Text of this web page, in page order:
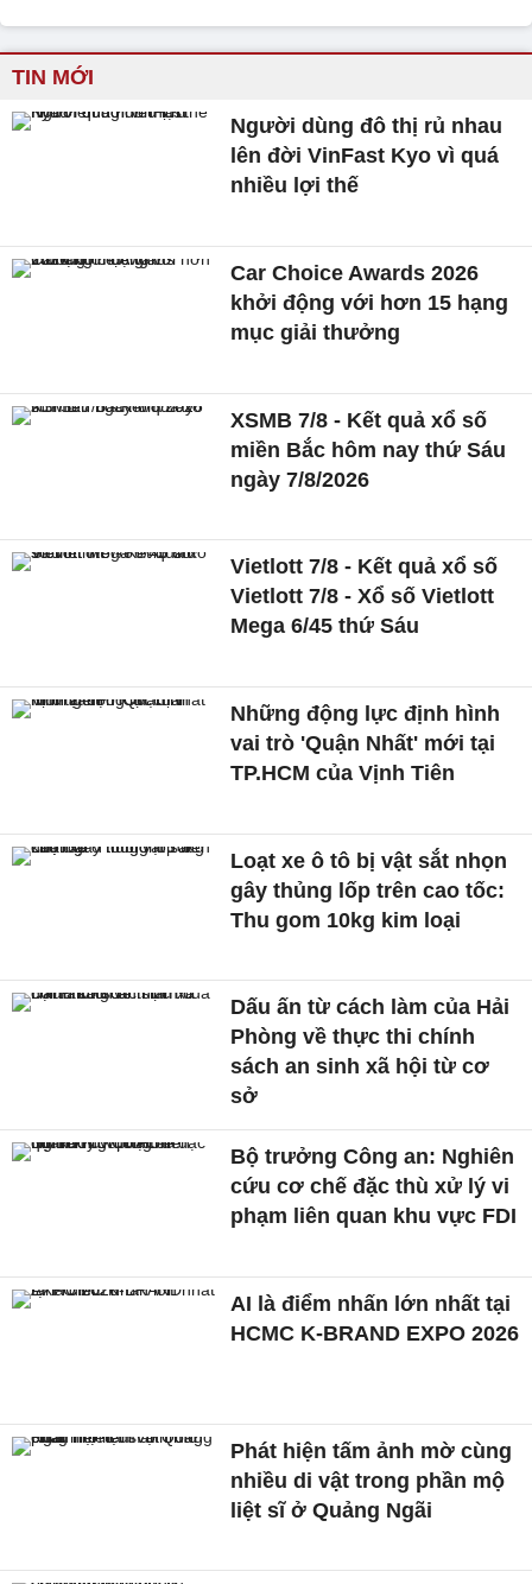
TIN MỚI
Người dùng đô thị rủ nhau
lên đời VinFast Kyo vì quá
nhiều lợi thế
Car Choice Awards 2026
khởi động với hơn 15 hạng
mục giải thưởng
XSMB 7/8 - Kết quả xổ số
miền Bắc hôm nay thứ Sáu
ngày 7/8/2026
Vietlott 7/8 - Kết quả xổ số
Vietlott 7/8 - Xổ số Vietlott
Mega 6/45 thứ Sáu
Những động lực định hình
vai trò 'Quận Nhất' mới tại
TP.HCM của Vịnh Tiên
Loạt xe ô tô bị vật sắt nhọn
gây thủng lốp trên cao tốc:
Thu gom 10kg kim loại
Dấu ấn từ cách làm của Hải
Phòng về thực thi chính
sách an sinh xã hội từ cơ
sở
Bộ trưởng Công an: Nghiên
cứu cơ chế đặc thù xử lý vi
phạm liên quan khu vực FDI
AI là điểm nhấn lớn nhất tại
HCMC K-BRAND EXPO 2026
Phát hiện tấm ảnh mờ cùng
nhiều di vật trong phần mộ
liệt sĩ ở Quảng Ngãi